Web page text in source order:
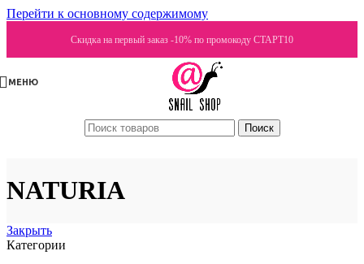
Перейти к основному содержимому
Скидка на первый заказ -10% по промокоду СТАРТ10
МЕНЮ
Поиск
NATURIA
Закрыть
Категории